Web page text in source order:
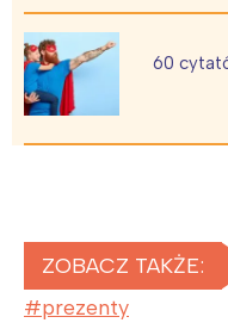
60
ZOBACZ TAKŻE:
prezenty